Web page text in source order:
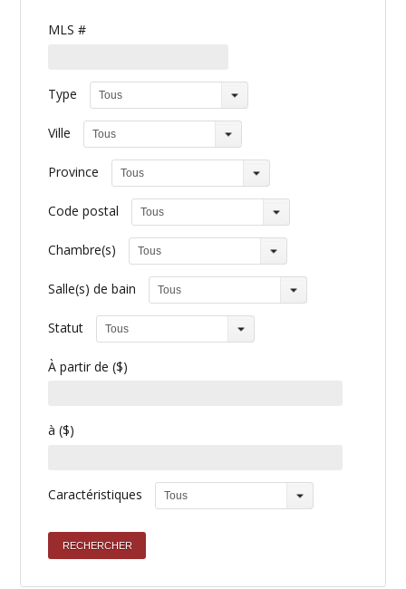
MLS #
Type Tous
Ville Tous
Province Tous
Code postal Tous
Chambre(s) Tous
Salle(s) de bain Tous
Statut Tous
À partir de ($)
à ($)
Caractéristiques Tous